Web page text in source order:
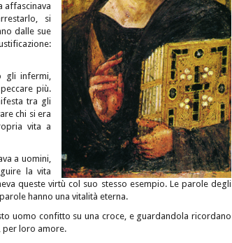
affascinava
si
dalle sue
gli infermi,
più.
tra gli
chi si era
vita a
a uomini,
la vita
queste virtù col suo stesso esempio. Le parole degli
hanno una vitalità eterna.
uomo confitto su una croce, e guardandola ricordano
per loro amore.